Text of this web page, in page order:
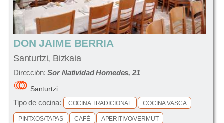
DON JAIME BERRIA
Santurtzi, Bizkaia
Dirección:Sor Natividad Homedes, 21
Santurtzi
Tipo de cocina:
COCINA TRADICIONAL COCINA VASCA
PINTXOS/TAPAS CAFÉ APERITIVO/VERMUT